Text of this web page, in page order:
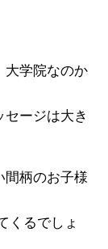
大学院なのか
ージは大き
間柄のお子様
くるでしょ